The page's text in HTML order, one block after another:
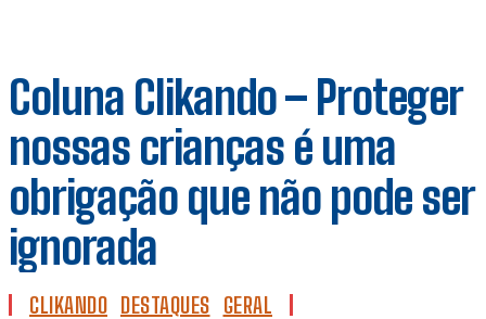
Coluna Clikando – Proteger
nossas crianças é uma
obrigação que não pode ser
ignorada
CLIKANDO DESTAQUES GERAL